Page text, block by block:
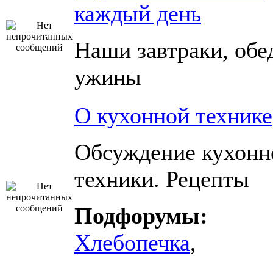
каждый день
Наши завтраки,
ужины
О кухонной технике
Обсуждение
техники. Рецепты
Подфорумы:
Хлебопечка,